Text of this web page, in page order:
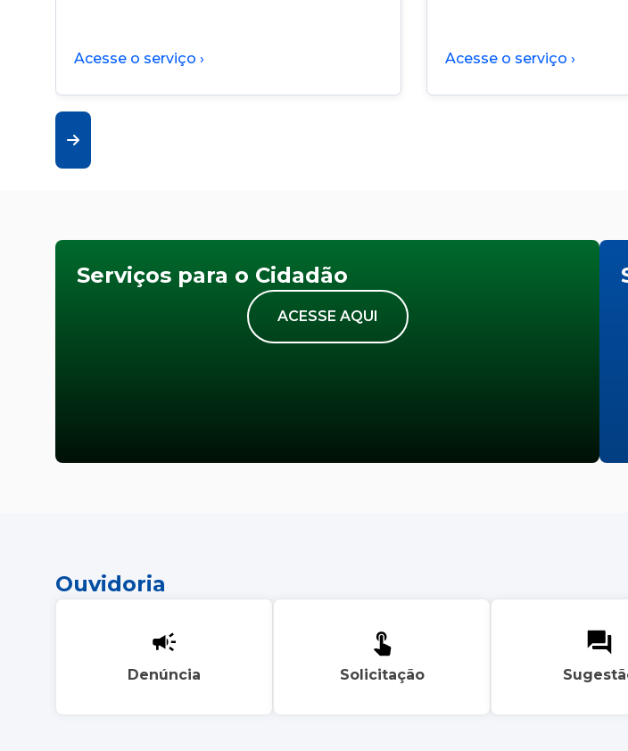
Acesse o serviço › Acesse o serviço ›
Serviços para o Cidadão
ACESSE AQUI
Ouvidoria
Denúncia Solicitação